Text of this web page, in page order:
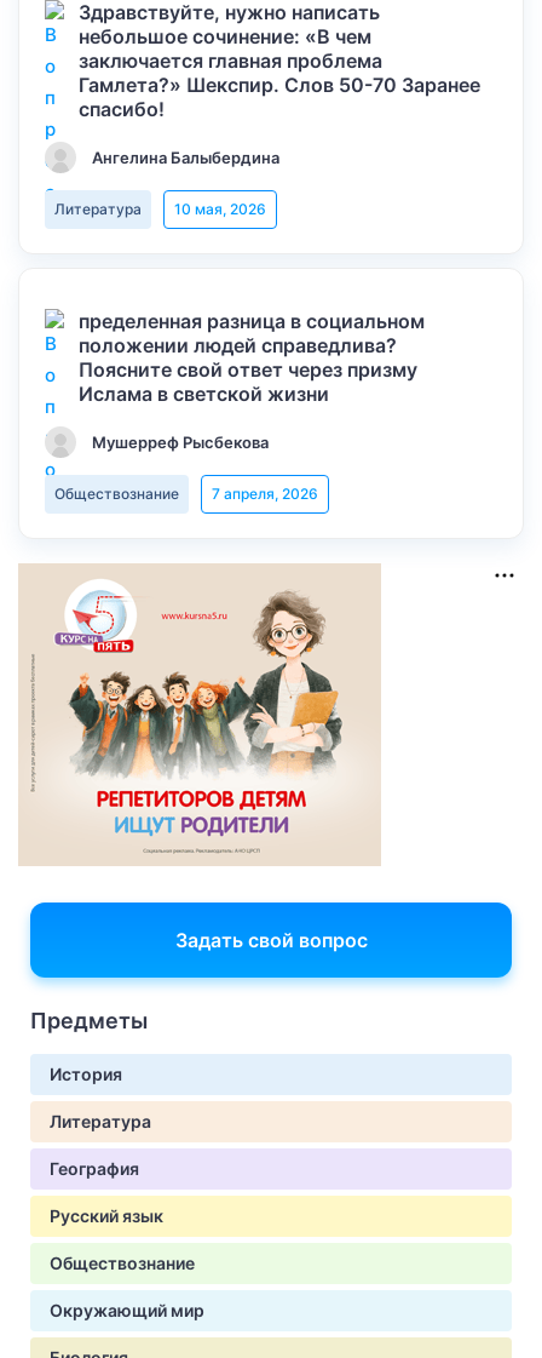
Здравствуйте, нужно написать
небольшое сочинение: «В чем
заключается главная проблема
Гамлета?» Шекспир. Слов 50-70 Заранее
спасибо!
Ангелина Балыбердина
Литература 10 мая, 2026
пределенная разница в социальном
положении людей справедлива?
Поясните свой ответ через призму
Ислама в светской жизни
Мушерреф Рысбекова
Обществознание 7 апреля, 2026
Задать свой вопрос
Предметы
История
Литература
География
Русский язык
Обществознание
Окружающий мир